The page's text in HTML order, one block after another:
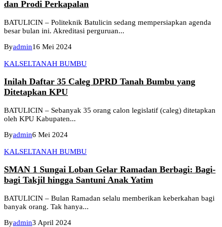
dan Prodi Perkapalan
BATULICIN – Politeknik Batulicin sedang mempersiapkan agenda
besar bulan ini. Akreditasi perguruan...
Byadmin16 Mei 2024
KALSELTANAH BUMBU
Inilah Daftar 35 Caleg DPRD Tanah Bumbu yang
Ditetapkan KPU
BATULICIN – Sebanyak 35 orang calon legislatif (caleg) ditetapkan
oleh KPU Kabupaten...
Byadmin6 Mei 2024
KALSELTANAH BUMBU
SMAN 1 Sungai Loban Gelar Ramadan Berbagi: Bagi-
bagi Takjil hingga Santuni Anak Yatim
BATULICIN – Bulan Ramadan selalu memberikan keberkahan bagi
banyak orang. Tak hanya...
Byadmin3 April 2024